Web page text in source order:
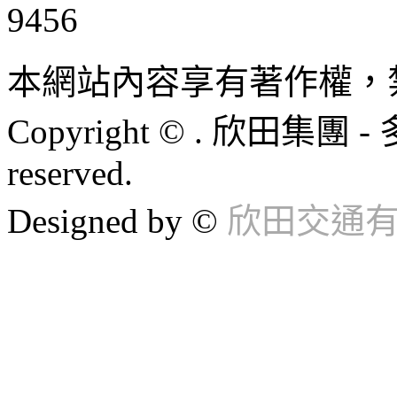
9456
本網站內容享有著作權
Copyright © . 欣田集團 -
reserved.
Designed by © 欣田交通